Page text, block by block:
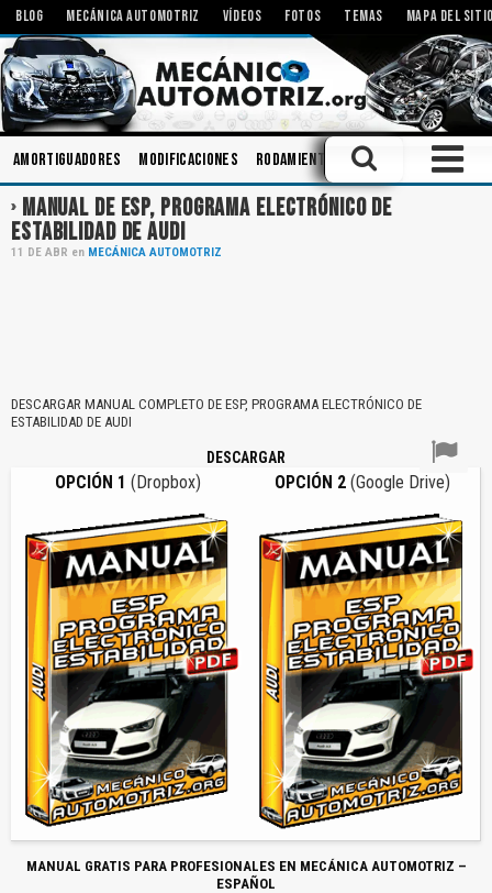
BLOG MECÁNICA AUTOMOTRIZ VÍDEOS FOTOS TEMAS MAPA DEL
Amortiguadores Modificaciones Rodamientos Talleres
MANUAL DE ESP, PROGRAMA ELECTRÓNICO DE
ESTABILIDAD DE AUDI
11 DE ABR en MECÁNICA AUTOMOTRIZ
DESCARGAR MANUAL COMPLETO DE ESP, PROGRAMA ELECTRÓNICO DE
ESTABILIDAD DE AUDI
DESCARGAR
OPCIÓN 1 (Dropbox) OPCIÓN 2 (Google Drive)
MANUAL GRATIS PARA PROFESIONALES EN MECÁNICA AUTOMOTRIZ –
ESPAÑOL